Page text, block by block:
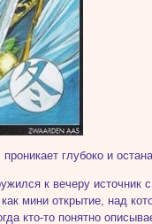
глубоко и
к вечеру источник
мини открытие, над
кто-то понятно